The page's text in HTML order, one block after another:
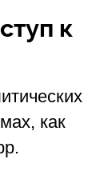
к
как